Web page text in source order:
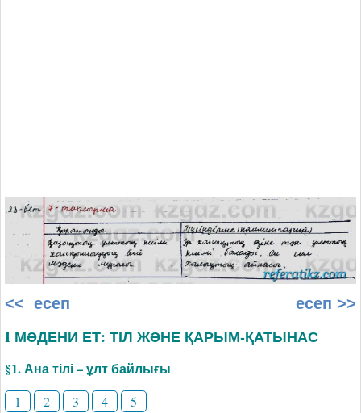
<< есеп есеп >>
I МӘДЕНИ ЕТ: ТІЛ ЖӘНЕ ҚАРЫМ-ҚАТЫНАС
§1. Ана тілі – ұлт байлығы
1 2 3 4 5